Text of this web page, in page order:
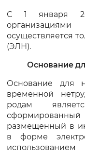
Монохромный
Воспроизвести
С 1 января
осуществляется
(ЭЛН).
Основание
Основание для
временной
родам
размещенный в
в форме